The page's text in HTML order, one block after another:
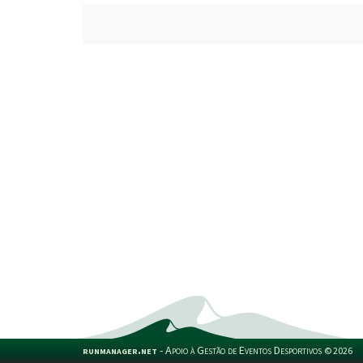
runmanager.net -Apoio à Gestão de Eventos Desportivos ©2026